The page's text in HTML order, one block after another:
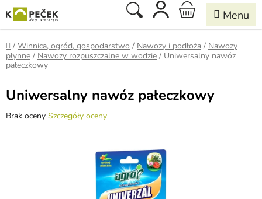
do
treści
Szukaj KOSZYK
Home
/ Winnica, ogród, gospodarstwo / Nawozy i podłoża / Nawozy
płynne / Nawozy rozpuszczalne w wodzie / Uniwersalny nawóz
pałeczkowy
Uniwersalny nawóz pałeczkowy
Średnia
Brak oceny Szczegóły oceny